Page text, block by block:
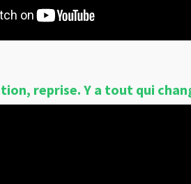
reprise. Y a tout qui